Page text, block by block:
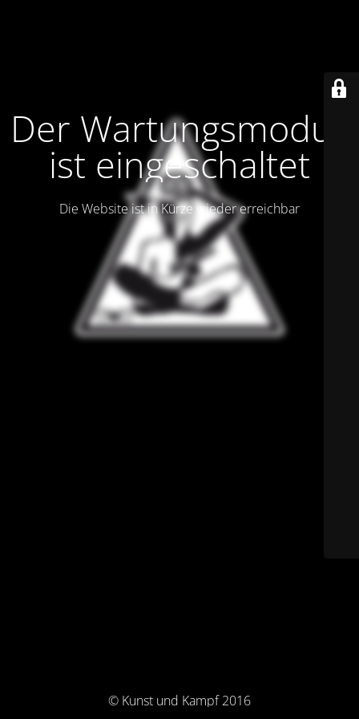
Der Wartungsmodus
ist eingeschaltet
Die Website ist in Kürze wieder erreichbar
© Kunst und Kampf 2016